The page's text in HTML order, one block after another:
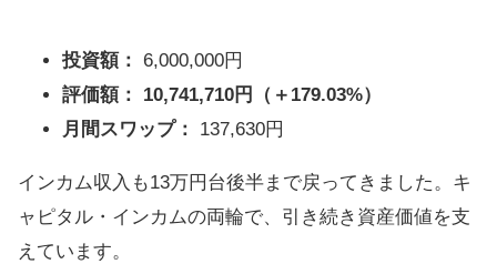
投資額： 6,000,000円
評価額：
10,741,710円（＋179.03%）
月間スワップ：
137,630円
インカム収入も13万円台後半まで戻ってきました。キ
ャピタル・インカムの両輪で、引き続き資産価値を支
えています。